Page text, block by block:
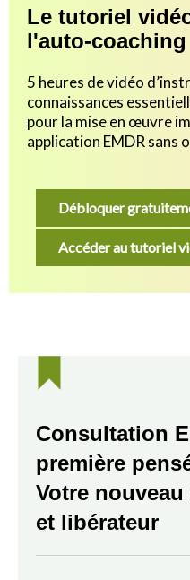
Le tutoriel
l'auto-coaching
5 heures de vidéo
connaissances
pourla mise en œuvre
application EMDR sans
Débloquer
Accéder au tutoriel
Consultation
première
Votre
et libérateur